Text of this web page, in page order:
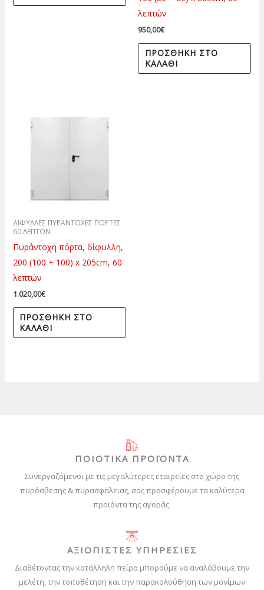
λεπτών
950,00€
ΠΡΟΣΘΉΚΗ ΣΤΟ
ΚΑΛΆΘΙ
ΔΙΦΥΛΛΕΣ ΠΥΡΑΝΤΟΧΕΣ ΠΟΡΤΕΣ
60 ΛΕΠΤΩΝ
Πυράντοχη πόρτα, δίφυλλη,
200 (100 + 100) x 205cm, 60
λεπτών
1.020,00€
ΠΡΟΣΘΉΚΗ ΣΤΟ
ΚΑΛΆΘΙ
ΠΟΙΟΤΙΚΑ ΠΡΟΪΟΝΤΑ
Συνεργαζόμενοι με τις μεγαλύτερες εταιρείες στο χώρο της
πυρόσβεσης & πυρασφάλειας, σας προσφέρουμε τα καλύτερα
προϊόντα της αγοράς.
ΑΞΙΟΠΙΣΤΕΣ ΥΠΗΡΕΣΙΕΣ
Διαθέτοντας την κατάλληλη πείρα μπορούμε να αναλάβουμε την
μελέτη, την τοποθέτηση και την παρακολούθηση των μονίμων